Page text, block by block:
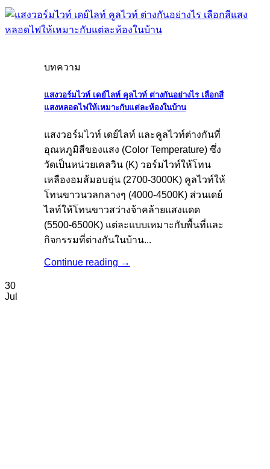
บทความ
แสงวอร์มไวท์ เดย์ไลท์ คูลไวท์ ต่างกันอย่างไร เลือกสี
แสงหลอดไฟให้เหมาะกับแต่ละห้องในบ้าน
แสงวอร์มไวท์ เดย์ไลท์ และคูลไวท์ต่างกันที่
อุณหภูมิสีของแสง (Color Temperature) ซึ่ง
วัดเป็นหน่วยเคลวิน (K) วอร์มไวท์ให้โทน
เหลืองอมส้มอบอุ่น (2700-3000K) คูลไวท์ให้
โทนขาวนวลกลางๆ (4000-4500K) ส่วนเดย์
ไลท์ให้โทนขาวสว่างจ้าคล้ายแสงแดด
(5500-6500K) แต่ละแบบเหมาะกับพื้นที่และ
กิจกรรมที่ต่างกันในบ้าน...
Continue reading →
30
Jul